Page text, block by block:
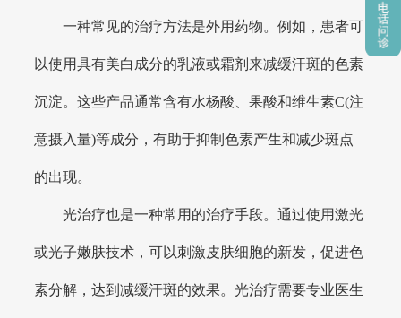
一种常见的治疗方法是外用药物。例如，患者可
以使用具有美白成分的乳液或霜剂来减缓汗斑的色素
沉淀。这些产品通常含有水杨酸、果酸和维生素C(注
意摄入量)等成分，有助于抑制色素产生和减少斑点
的出现。
光治疗也是一种常用的治疗手段。通过使用激光
或光子嫩肤技术，可以刺激皮肤细胞的新发，促进色
素分解，达到减缓汗斑的效果。光治疗需要专业医生